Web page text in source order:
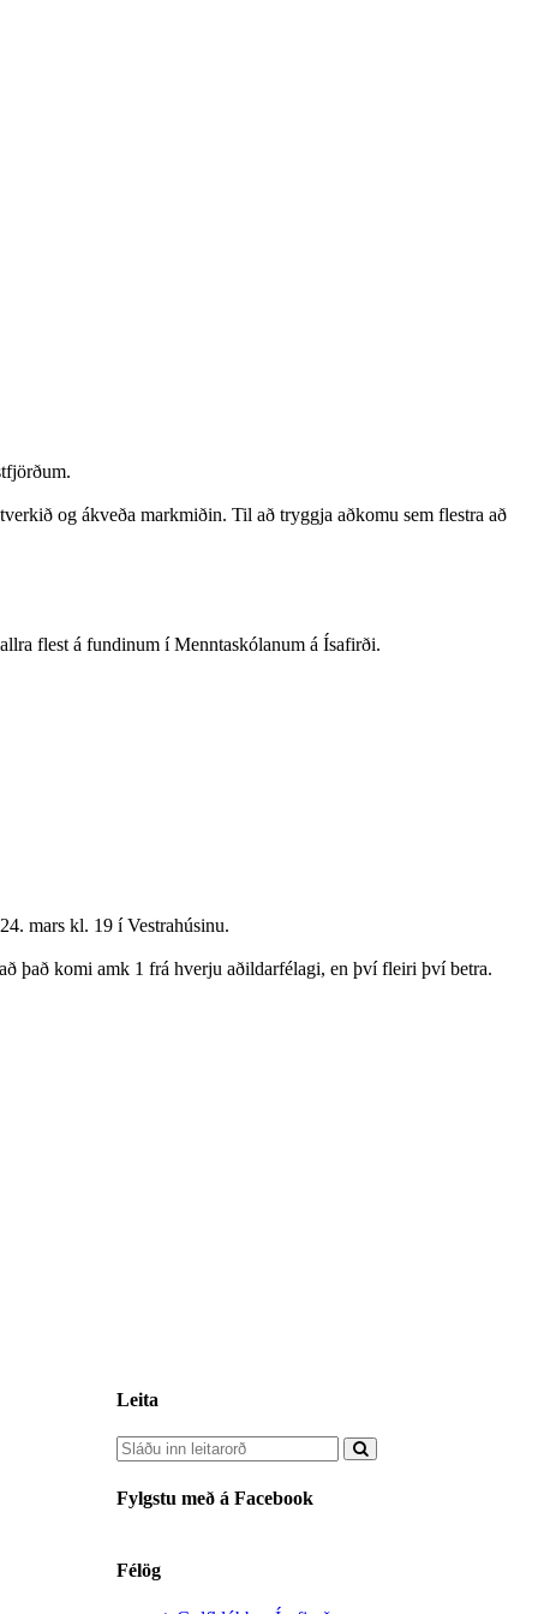
og ákveða markmiðin. Til að tryggja aðkomu sem flestra að
flest á fundinum í Menntaskólanum á Ísafirði.
mars kl. 19 í Vestrahúsinu.
það komi amk 1 frá hverju aðildarfélagi, en því fleiri því betra.
Leita
Fylgstu með á Facebook
Félög